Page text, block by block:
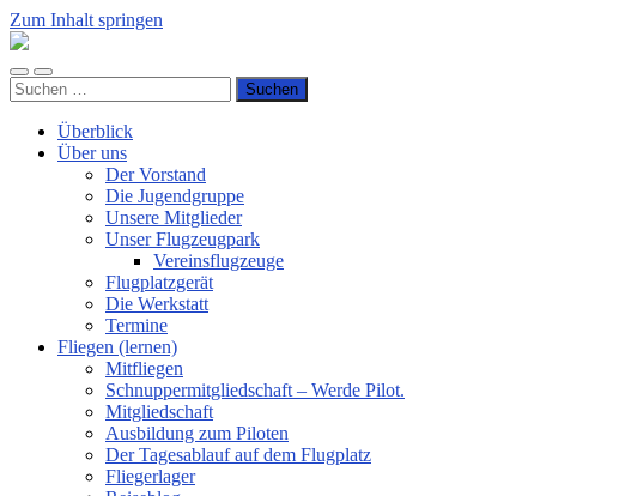
Zum Inhalt springen
Luftsportverein
e.V.
Mobile-
Menü
Suchfeld
ein-/ausblenden
Suchen
nach:
Überblick
Über uns
Der Vorstand
Die Jugendgruppe
Unsere Mitglieder
Unser Flugzeugpark
Vereinsflugzeuge
Flugplatzgerät
Die Werkstatt
Termine
Fliegen (lernen)
Mitfliegen
Schnuppermitgliedschaft – Werde Pilot.
Mitgliedschaft
Ausbildung zum Piloten
Der Tagesablauf auf dem Flugplatz
Fliegerlager